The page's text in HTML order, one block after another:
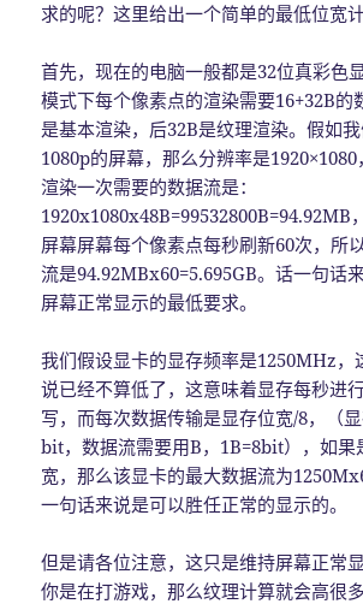
求的呢？这里给出一个简单的最低位宽计
首先，现在的电脑一般都是32位真彩色
模式下每个像素点的渲染需要16+32B的
是基本渲染，后32B是纹理渲染。假如
1080p的屏幕，那么分辨率是
渲染一次需要的数据流是：
1920x1080x48B=99532800B=94.92MB
屏幕屏幕每个像素点每秒刷新60次，所
流是94.92MBx60=5.695GB。话一句话
屏幕正常显示的最低要求。
我们假设显卡的显存频率是1250MHz，
说已经不算低了，这意味着显存每秒进
写，而每次数据传输是显存位宽/8，（
bit，数据流需要用B，1B=8bit），如果
宽，那么该显卡的最大数据流为
一句话来说是可以胜任正常的显示的。
但是请各位注意，这只是维持屏幕正常
你是在打游戏，那么纹理计算就会高很